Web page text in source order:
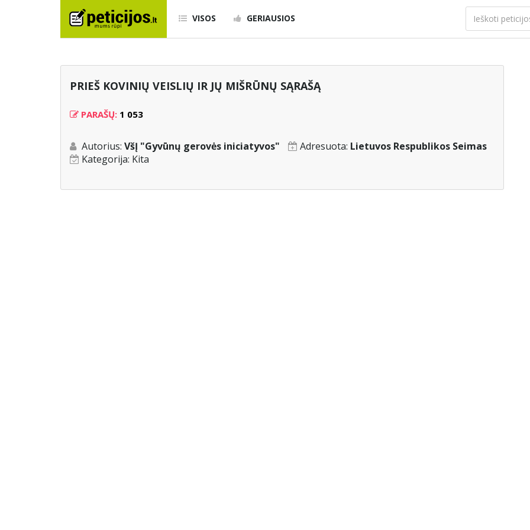
VISOS GERIAUSIOS
PRIEŠ KOVINIŲ VEISLIŲ IR JŲ MIŠRŪNŲ SĄRAŠĄ
PARAŠŲ: 1 053
Autorius: VšĮ "Gyvūnų gerovės iniciatyvos" Adresuota: Lietuvos Respublikos Seimas
Kategorija: Kita